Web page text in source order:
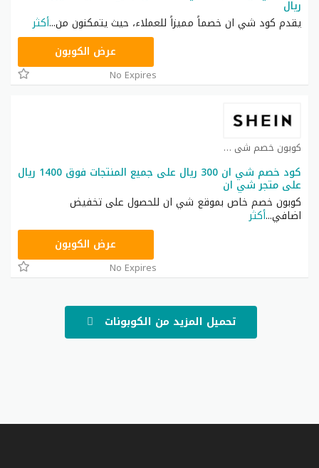
ريال
يقدم كود شي ان خصماً مميزاً للعملاء، حيث يتمكنون من...أكثر
عرض الكوبون
No Expires
كوبون خصم شي ان كوبون
كود خصم شي ان 300 ريال على جميع المنتجات فوق 1400 ريال
على متجر شي ان
كوبون خصم خاص بموقع شي ان للحصول على تخفيض
اضافي...أكثر
عرض الكوبون
No Expires
تحميل المزيد من الكوبونات